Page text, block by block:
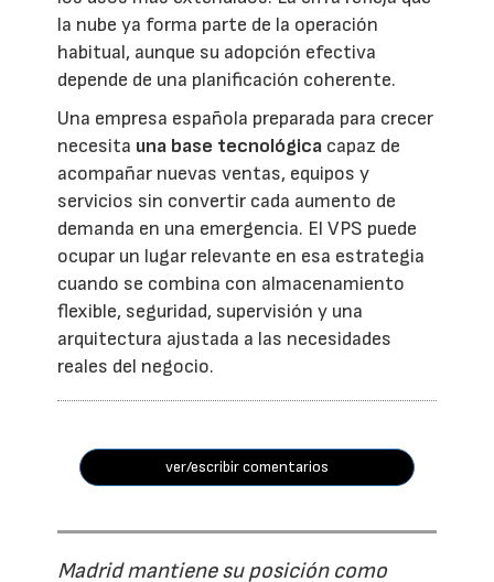
la nube ya forma parte de la operación
habitual, aunque su adopción efectiva
depende de una planificación coherente.
Una empresa española preparada para crecer
necesita una base tecnológica capaz de
acompañar nuevas ventas, equipos y
servicios sin convertir cada aumento de
demanda en una emergencia. El VPS puede
ocupar un lugar relevante en esa estrategia
cuando se combina con almacenamiento
flexible, seguridad, supervisión y una
arquitectura ajustada a las necesidades
reales del negocio.
ver/escribir comentarios
Madrid mantiene su posición como